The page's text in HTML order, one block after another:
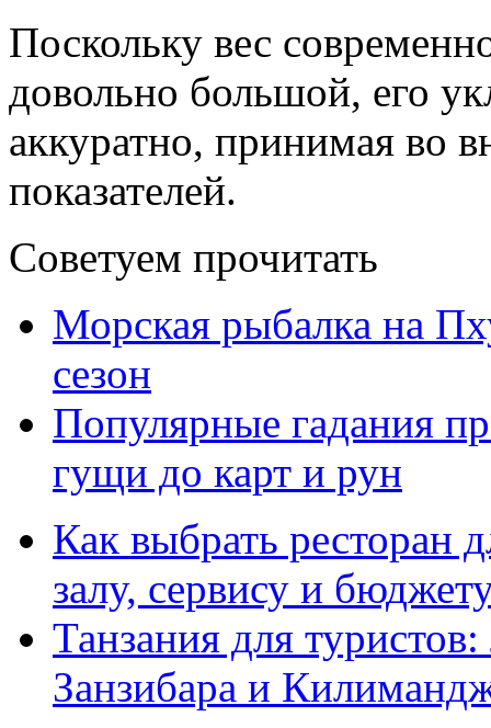
Поскольку вес
довольно большой, его
аккуратно, принимая во
показателей.
Советуем прочитать
Морская рыбалка на
сезон
Популярные гадания
гущи до карт и рун
Как выбрать ресторан
залу, сервису и
Танзания для
Занзибара и